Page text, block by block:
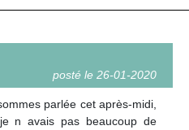
posté le 26-01-2020
parlée cet après-midi,
n avais pas beaucoup de